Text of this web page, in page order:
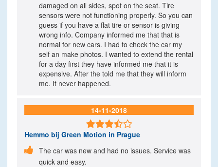
damaged on all sides, spot on the seat. Tire
sensors were not functioning properly. So you can
guess if you have a flat tire or sensor is giving
wrong info. Company informed me that that is
normal for new cars. I had to check the car my
self an make photos. I wanted to extend the rental
for a day first they have informed me that it is
expensive. After the told me that they will inform
me. It never happened.
14-11-2018

Hemmo bij Green Motion in Prague
 The car was new and had no issues. Service was
quick and easy.